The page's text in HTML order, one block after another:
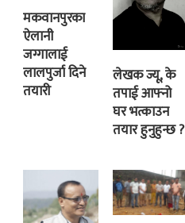
मकवानपुरका
ऐलानी
जग्गालाई
लालपुर्जा दिने
तयारी
लेखक ज्यू, के
तपाई आफ्नो
घर भत्काउन
तयार हुनुहुन्छ ?